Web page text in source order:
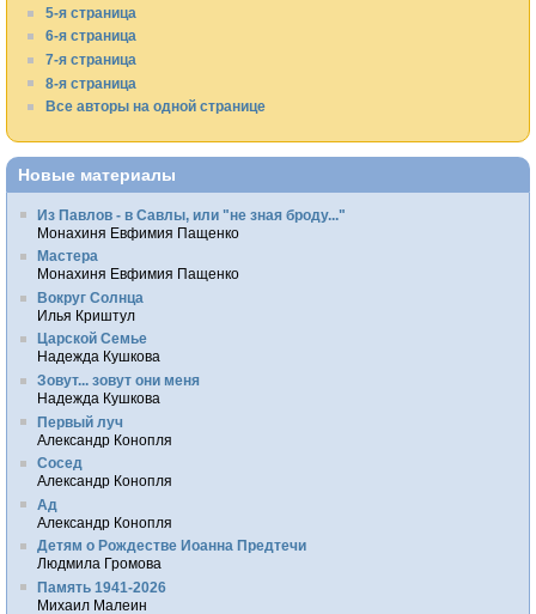
5-я страница
6-я страница
7-я страница
8-я страница
Все авторы на одной странице
Новые материалы
Из Павлов - в Савлы, или "не зная броду..."
Монахиня Евфимия Пащенко
Мастера
Монахиня Евфимия Пащенко
Вокруг Солнца
Илья Криштул
Царской Семье
Надежда Кушкова
Зовут... зовут они меня
Надежда Кушкова
Первый луч
Александр Конопля
Сосед
Александр Конопля
Ад
Александр Конопля
Детям о Рождестве Иоанна Предтечи
Людмила Громова
Память 1941-2026
Михаил Малеин